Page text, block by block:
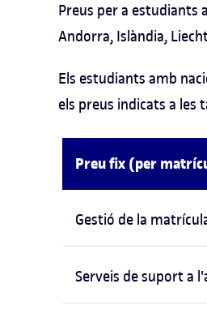
Preus per a estudiants
Andorra, Islàndia,
Els estudiants amb
els preus indicats a les
Preu fix (per
Gestió de la
Serveis de suport a